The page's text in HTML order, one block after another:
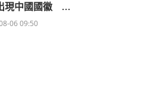
現中國國徽 ...
06 09:50